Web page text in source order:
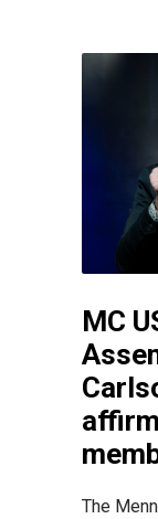
MC
The